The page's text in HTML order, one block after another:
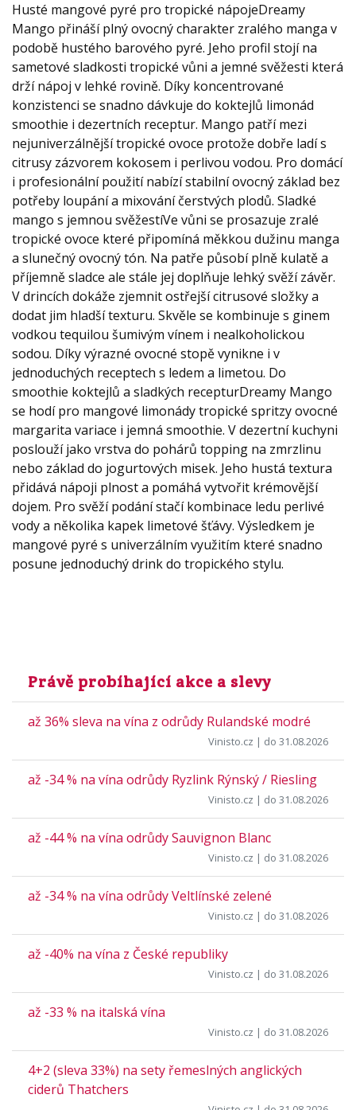
Husté mangové pyré pro tropické nápojeDreamy
Mango přináší plný ovocný charakter zralého manga v
podobě hustého barového pyré. Jeho profil stojí na
sametové sladkosti tropické vůni a jemné svěžesti která
drží nápoj v lehké rovině. Díky koncentrované
konzistenci se snadno dávkuje do koktejlů limonád
smoothie i dezertních receptur. Mango patří mezi
nejuniverzálnější tropické ovoce protože dobře ladí s
citrusy zázvorem kokosem i perlivou vodou. Pro domácí
i profesionální použití nabízí stabilní ovocný základ bez
potřeby loupání a mixování čerstvých plodů. Sladké
mango s jemnou svěžestíVe vůni se prosazuje zralé
tropické ovoce které připomíná měkkou dužinu manga
a slunečný ovocný tón. Na patře působí plně kulatě a
příjemně sladce ale stále jej doplňuje lehký svěží závěr.
V drincích dokáže zjemnit ostřejší citrusové složky a
dodat jim hladší texturu. Skvěle se kombinuje s ginem
vodkou tequilou šumivým vínem i nealkoholickou
sodou. Díky výrazné ovocné stopě vynikne i v
jednoduchých receptech s ledem a limetou. Do
smoothie koktejlů a sladkých recepturDreamy Mango
se hodí pro mangové limonády tropické spritzy ovocné
margarita variace i jemná smoothie. V dezertní kuchyni
poslouží jako vrstva do pohárů topping na zmrzlinu
nebo základ do jogurtových misek. Jeho hustá textura
přidává nápoji plnost a pomáhá vytvořit krémovější
dojem. Pro svěží podání stačí kombinace ledu perlivé
vody a několika kapek limetové šťávy. Výsledkem je
mangové pyré s univerzálním využitím které snadno
posune jednoduchý drink do tropického stylu.
Právě probíhající akce a slevy
až 36% sleva na vína z odrůdy Rulandské modré
Vinisto.cz | do 31.08.2026
až -34 % na vína odrůdy Ryzlink Rýnský / Riesling
Vinisto.cz | do 31.08.2026
až -44 % na vína odrůdy Sauvignon Blanc
Vinisto.cz | do 31.08.2026
až -34 % na vína odrůdy Veltlínské zelené
Vinisto.cz | do 31.08.2026
až -40% na vína z České republiky
Vinisto.cz | do 31.08.2026
až -33 % na italská vína
Vinisto.cz | do 31.08.2026
4+2 (sleva 33%) na sety řemeslných anglických
ciderů Thatchers